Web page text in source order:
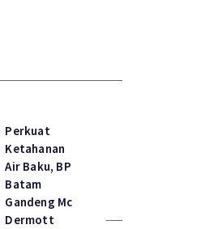
Perkuat
Ketahanan
Air Baku, BP
Batam
Gandeng Mc
Dermott